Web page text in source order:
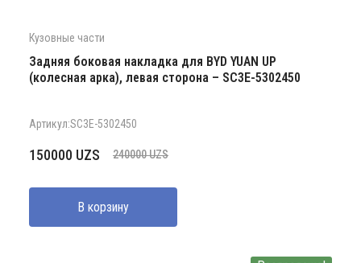
Кузовные части
Задняя боковая накладка для BYD YUAN UP
(колесная арка), левая сторона – SC3E-5302450
Артикул:SC3E-5302450
240000UZS
Первоначальная
составляла
240000 UZS.
150000 UZS
Текущая
150000 UZS.
В корзину